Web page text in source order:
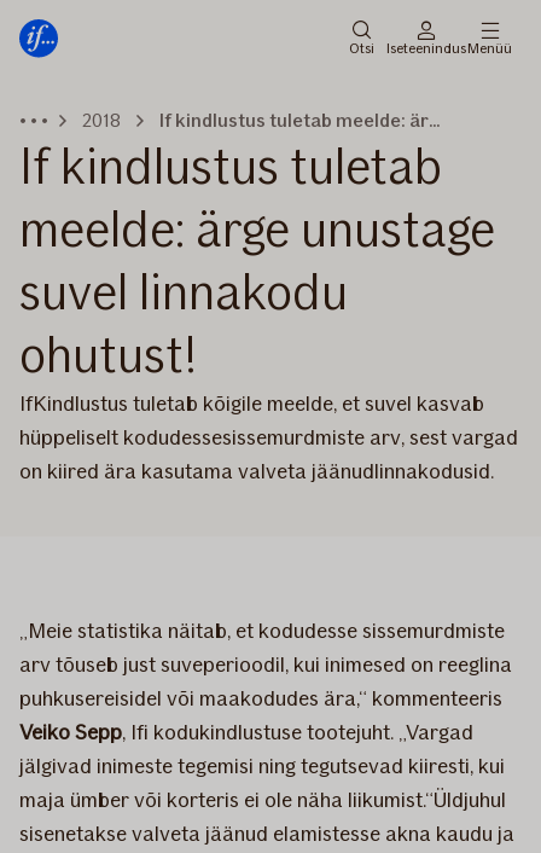
Otsi IseteenindusMenüü
2018 If kindlustus tuletab meelde: ärge unustage suvel linnakodu ohutust!
If kindlustus tuletab
meelde: ärge unustage
suvel linnakodu
ohutust!
IfKindlustus tuletab kõigile meelde, et suvel kasvab
hüppeliselt kodudessesissemurdmiste arv, sest vargad
on kiired ära kasutama valveta jäänudlinnakodusid.
„Meie statistika näitab, et kodudesse sissemurdmiste
arv tõuseb just suveperioodil, kui inimesed on reeglina
puhkusereisidel või maakodudes ära,“ kommenteeris
Veiko Sepp, Ifi kodukindlustuse tootejuht. „Vargad
jälgivad inimeste tegemisi ning tegutsevad kiiresti, kui
maja ümber või korteris ei ole näha liikumist.“Üldjuhul
sisenetakse valveta jäänud elamistesse akna kaudu ja